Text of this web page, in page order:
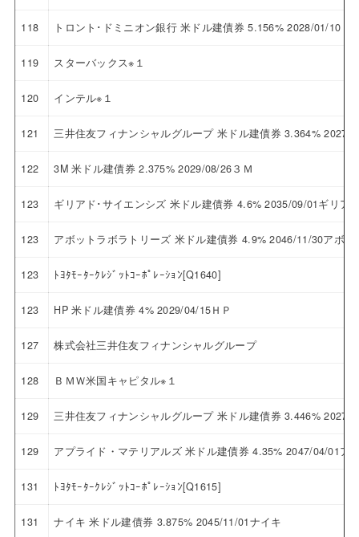
118 トロント･ドミニオン銀行 米ドル建債券 5.156% 2028/01/10ト
119 スターバックス※１
120 インテル※１
121 三井住友フィナンシャルグループ 米ドル建債券 3.364% 2027/
122 3M 米ドル建債券 2.375% 2029/08/26３Ｍ
123 ギリアド･サイエンシズ 米ドル建債券 4.6% 2035/09/01ギリア
123 アボットラボラトリーズ 米ドル建債券 4.9% 2046/11/30アボ
123 ﾄﾖﾀﾓｰﾀｰｸﾚｼﾞｯﾄｺｰﾎﾟﾚｰｼｮﾝ[Q1640]
123 HP 米ドル建債券 4% 2029/04/15ＨＰ
127 株式会社三井住友フィナンシャルグループ
128 ＢＭＷ米国キャピタル※１
129 三井住友フィナンシャルグループ 米ドル建債券 3.446% 2027/
129 アプライド・マテリアルズ 米ドル建債券 4.35% 2047/04/01ア
131 ﾄﾖﾀﾓｰﾀｰｸﾚｼﾞｯﾄｺｰﾎﾟﾚｰｼｮﾝ[Q1615]
131 ナイキ 米ドル建債券 3.875% 2045/11/01ナイキ